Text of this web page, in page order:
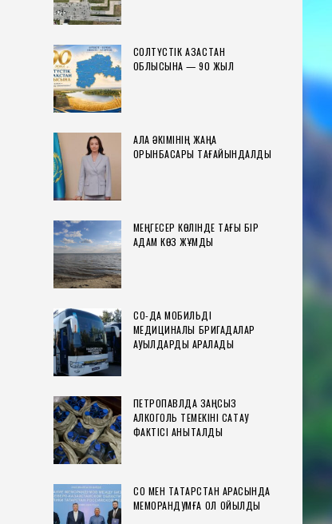
СОЛТҮСТІК ҚАЗАҚСТАН
ОБЛЫСЫНА — 90 ЖЫЛ
ҚАЛА ӘКІМІНІҢ ЖАҢА
ОРЫНБАСАРЫ ТАҒАЙЫНДАЛДЫ
МЕҢГЕСЕР КӨЛІНДЕ ТАҒЫ БІР
АДАМ КӨЗ ЖҰМДЫ
СҚО-ДА МОБИЛЬДІ
МЕДИЦИНАЛЫҚ БРИГАДАЛАР
АУЫЛДАРДЫ АРАЛАДЫ
ПЕТРОПАВЛДА ЗАҢСЫЗ
АЛКОГОЛЬ ТЕМЕКІНІ САҚТАУ
ФАКТІСІ АНЫҚТАЛДЫ
СҚО МЕН ТАТАРСТАН АРАСЫНДА
МЕМОРАНДУМҒА ҚОЛ ҚОЙЫЛДЫ